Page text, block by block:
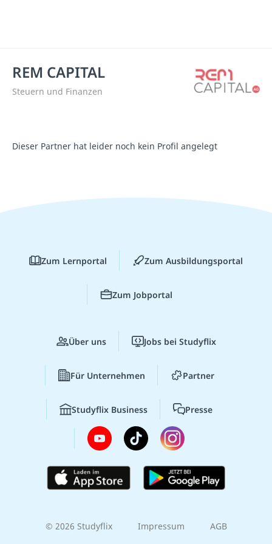
REM CAPITAL
Steuern und Finanzen
Dieser Partner hat leider noch kein Profil angelegt
Zum Lernportal Zum Ausbildungsportal
Zum Jobportal
Über uns Jobs bei Studyflix
Für Unternehmen Partner
Studyflix Business Presse
© 2026 Studyflix Impressum AGB